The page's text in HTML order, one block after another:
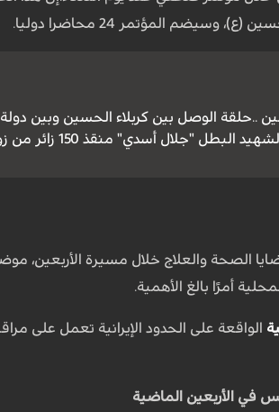
وسيضم المؤتمر 24 محاضرا دوليا.
..حلقة الوصل بين كربلاء الحسين وبين دولة
أسدي" منقذ 150 زائر من زوار الاربعين الحسيني
الصحة والعلاج خلال مسيرة الأربعين،
أمرًا بالغ الأهمية.
الواقعة على الحدود الإيرانية تعمل على